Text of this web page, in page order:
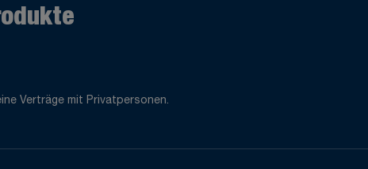
Verträge mit Privatpersonen.